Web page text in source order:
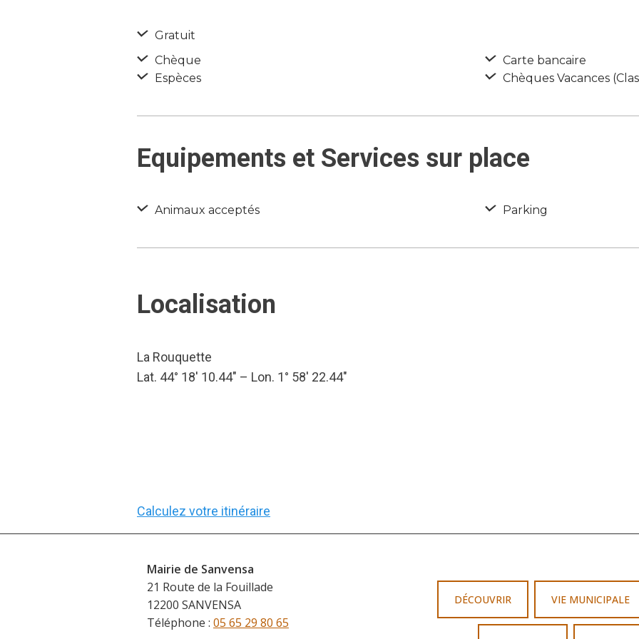
Gratuit
Chèque
Espèces
Carte bancaire
Chèques Vacances
Equipements et Services sur place
Animaux acceptés Parking
Localisation
La Rouquette
Lat. 44° 18′ 10.44″ – Lon. 1° 58′ 22.44″
Calculez votre itinéraire
Mairie de Sanvensa
21 Route de la Fouillade
12200 SANVENSA
Téléphone : 05 65 29 80 65
DÉCOUVRIR VIE MUNICIPALE